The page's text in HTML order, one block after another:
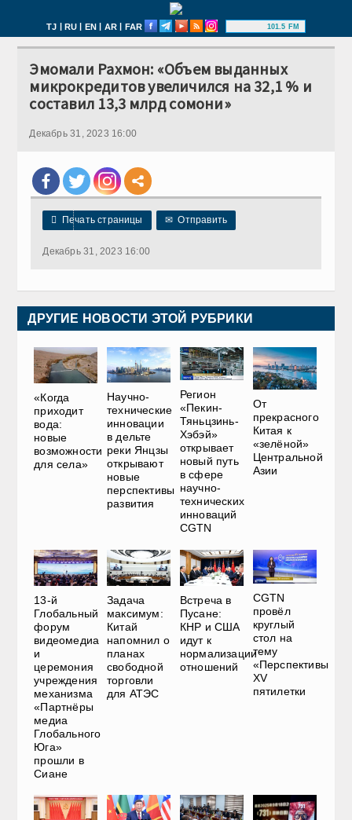
TJ | RU | EN | AR | FAR 101.5 FM
Эмомали Рахмон: «Объем выданных
микрокредитов увеличился на 32,1 % и
составил 13,3 млрд сомони»
Декабрь 31, 2023 16:00
 Печать страницы ✉ Отправить
Декабрь 31, 2023 16:00
ДРУГИЕ НОВОСТИ ЭТОЙ РУБРИКИ
«Когда
приходит
вода:
новые
возможности
для села»
Научно-
технические
инновации
в дельте
реки Янцзы
открывают
новые
перспективы
развития
Регион
«Пекин-
Тяньцзинь-
Хэбэй»
открывает
новый путь
в сфере
научно-
технических
инноваций
CGTN
От
прекрасного
Китая к
«зелёной»
Центральной
Азии
13-й
Глобальный
форум
видеомедиа
и
церемония
учреждения
механизма
«Партнёры
медиа
Глобального
Юга»
прошли в
Сиане
Задача
максимум:
Китай
напомнил о
планах
свободной
торговли
для АТЭС
Встреча в
Пусане:
КНР и США
идут к
нормализации
отношений
CGTN
провёл
круглый
стол на
тему
«Перспективы
XV
пятилетки